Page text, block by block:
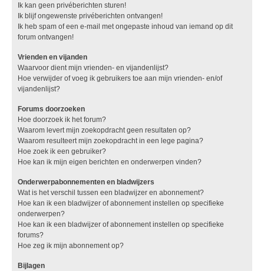
Ik kan geen privéberichten sturen!
Ik blijf ongewenste privéberichten ontvangen!
Ik heb spam of een e-mail met ongepaste inhoud van iemand op dit
forum ontvangen!
Vrienden en vijanden
Waarvoor dient mijn vrienden- en vijandenlijst?
Hoe verwijder of voeg ik gebruikers toe aan mijn vrienden- en/of
vijandenlijst?
Forums doorzoeken
Hoe doorzoek ik het forum?
Waarom levert mijn zoekopdracht geen resultaten op?
Waarom resulteert mijn zoekopdracht in een lege pagina?
Hoe zoek ik een gebruiker?
Hoe kan ik mijn eigen berichten en onderwerpen vinden?
Onderwerpabonnementen en bladwijzers
Wat is het verschil tussen een bladwijzer en abonnement?
Hoe kan ik een bladwijzer of abonnement instellen op specifieke
onderwerpen?
Hoe kan ik een bladwijzer of abonnement instellen op specifieke
forums?
Hoe zeg ik mijn abonnement op?
Bijlagen